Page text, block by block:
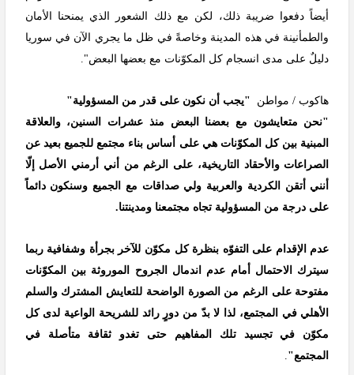
أيضاً دفعوا ضريبة ذلك، لكن مع ذلك الشعور الذي يمنحنا الأمان
والطمأنينة في هذه المدينة وخاصةً في ظل ما يجري الآن في سوريا
دليلٌ على مدى انسجام كل المكوّنات مع بعضها البعض".
هاكوب / مواطن "يجب أن نكون على قدر من المسؤولية"
"نحن متعايشون مع بعضنا البعض منذ عشرات السنين، والعلاقة
المبنية بين كل المكوّنات هي على أساس بناء مجتمع للجميع بعيد عن
الصراعات والأحقاد التاريخية، على الرغم من أني أرمني الأصل إلّا
أنني أتقن الكردية والعربية ولي صداقات مع الجميع وسنكون دائماً
على درجة من المسؤولية تجاه مجتمعنا ومدينتنا.
عدم الإقدام على التفوّه بنظرة كل مكوّن للآخر بجرأة وشفافية ربما
سيترك الاحتمال أمام عدم اندمال الجروح الموروثة بين المكوّنات
مفتوحة على الرغم من الصورة الواضحة للتعايش المشترك والسلم
الأهلي في المجتمع، لذا لا بدّ من دورٍ رائد للشريحة الواعية لدى كل
مكوّن في تجسيد تلك المفاهيم حتى تغدو ثقافة متأصلة في
المجتمع"